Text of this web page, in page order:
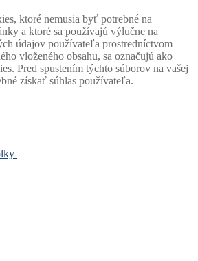
ktoré nemusia byť potrebné na
a ktoré sa používajú výlučne na
údajov používateľa prostredníctvom
vloženého obsahu, sa označujú ako
Pred spustením týchto súborov na vašej
získať súhlas používateľa.
obce
dokumenty
škola